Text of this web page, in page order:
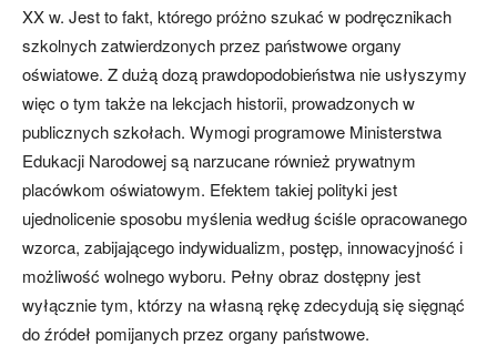
XX w. Jest to fakt, którego próżno szukać w podręcznikach
szkolnych zatwierdzonych przez państwowe organy
oświatowe. Z dużą dozą prawdopodobieństwa nie usłyszymy
więc o tym także na lekcjach historii, prowadzonych w
publicznych szkołach. Wymogi programowe Ministerstwa
Edukacji Narodowej są narzucane również prywatnym
placówkom oświatowym. Efektem takiej polityki jest
ujednolicenie sposobu myślenia według ściśle opracowanego
wzorca, zabijającego indywidualizm, postęp, innowacyjność i
możliwość wolnego wyboru. Pełny obraz dostępny jest
wyłącznie tym, którzy na własną rękę zdecydują się sięgnąć
do źródeł pomijanych przez organy państwowe.